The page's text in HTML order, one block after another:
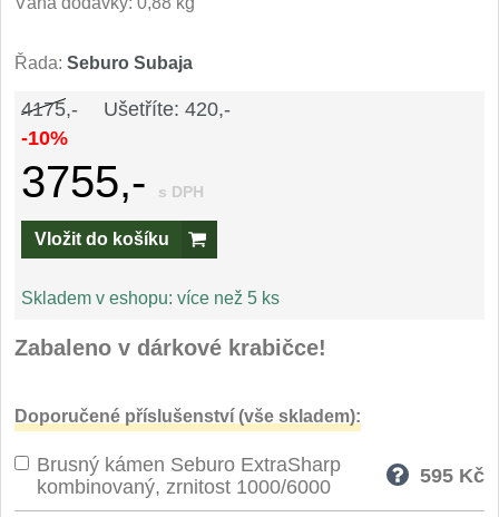
Záchranářské
Ostření nožů
Ostřiče nožů
Brusné kameny 3
Doplňky a díly 4
Nože SEBURO
Sady nožů SEBURO 6
Řada: Seburo Subaja
4175,- Ušetříte: 420,-
-10%
3755,- s DPH
Vložit do košíku
Skladem v eshopu: více než 5 ks
Zabaleno v dárkové krabičce!
Doporučené příslušenství (vše skladem):
Brusný kámen Seburo ExtraSharp
kombinovaný, zrnitost 1000/6000
595 Kč